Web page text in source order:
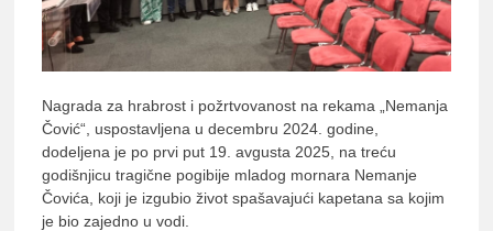
Nagrada za hrabrost i požrtvovanost na rekama „Nemanja
Čović“, uspostavljena u decembru 2024. godine,
dodeljena je po prvi put 19. avgusta 2025, na treću
godišnjicu tragične pogibije mladog mornara Nemanje
Čovića, koji je izgubio život spašavajući kapetana sa kojim
je bio zajedno u vodi.